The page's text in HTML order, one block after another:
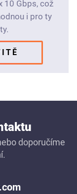
10 Gbps, což
i pro ty
doporučíme